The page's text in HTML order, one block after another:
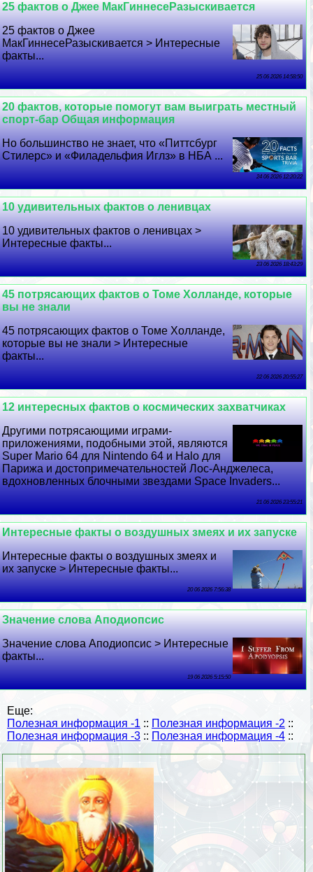
25 фактов о Джее МакГиннесеРазыскивается
25 фактов о Джее
МакГиннесеРазыскивается > Интересные
факты...
25 06 2026 14:58:50
20 фактов, которые помогут вам выиграть местный
спорт-бар Общая информация
Но большинство не знает, что «Питтсбург
Стилерс» и «Филадельфия Иглз» в НБА ...
24 06 2026 12:20:22
10 удивительных фактов о ленивцах
10 удивительных фактов о ленивцах >
Интересные факты...
23 06 2026 18:43:29
45 потрясающих фактов о Томе Холланде, которые
вы не знали
45 потрясающих фактов о Томе Холланде,
которые вы не знали > Интересные
факты...
22 06 2026 20:55:27
12 интересных фактов о космических захватчиках
Другими потрясающими играми-
приложениями, подобными этой, являются
Super Mario 64 для Nintendo 64 и Halo для
Парижа и достопримечательностей Лос-Анджелеса,
вдохновленных блочными звездами Space Invaders...
21 06 2026 23:55:21
Интересные факты о воздушных змеях и их запуске
Интересные факты о воздушных змеях и
их запуске > Интересные факты...
20 06 2026 7:56:38
Значение слова Аподиопсис
Значение слова Аподиопсис > Интересные
факты...
19 06 2026 5:15:50
Еще:
Полезная информация -1 :: Полезная информация -2 ::
Полезная информация -3 :: Полезная информация -4 ::